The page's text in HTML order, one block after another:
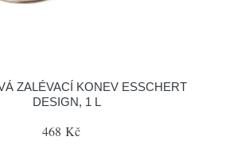
ZALÉVACÍ KONEV ESSCHERT
DESIGN, 1 L
468 Kč